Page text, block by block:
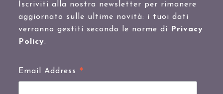
Iscriviti alla nostra newsletter per rimanere
aggiornato sulle ultime novità: i tuoi dati
verranno gestiti secondo le norme di
Privacy
Policy.
Email Address *